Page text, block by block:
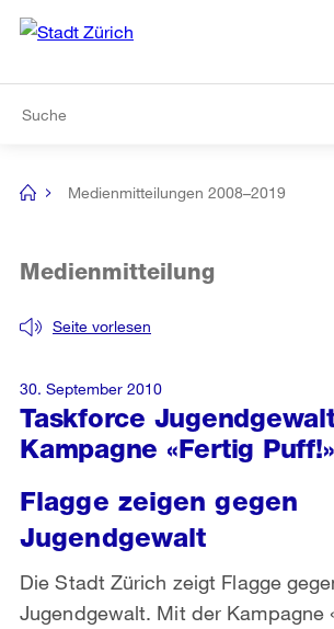
Navigation
[no
Medienmitteilungen 2008–2019
Taskforce
Kampagne «Fertig Puff!»
Seite vorlesen
Medienmitteilung
Flagge zeigen gegen
Jugendgewalt
Die Stadt Zürich zeigt Flagge
Jugendgewalt. Mit der Kampagne
30. September 2010